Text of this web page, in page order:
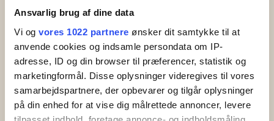
Ansvarlig brug af dine data
Vi og vores 1022 partnere ønsker dit samtykke til at
anvende cookies og indsamle persondata om IP-
adresse, ID og din browser til præferencer, statistik og
marketingformål. Disse oplysninger videregives til vores
samarbejdspartnere, der opbevarer og tilgår oplysninger
på din enhed for at vise dig målrettede annoncer, levere
Lejrskoler har gratis rejse til Bornholm
Når I skal på lejrskolerejse tilbyder DSB jer gratis rejse til
Bornholm. I kan rejse gratis ad to ruter:
Køge - Rønne
• Tog til Køge
• Færge fra Køge til Rønne